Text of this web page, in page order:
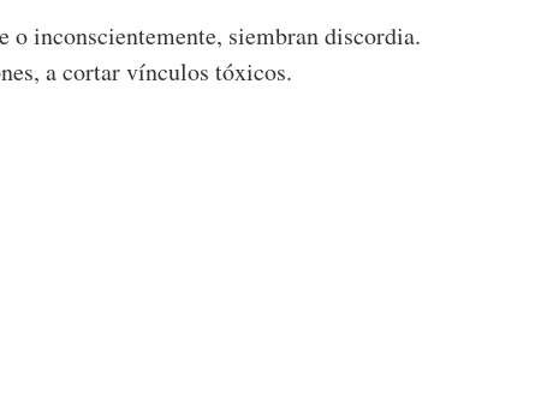
o inconscientemente, siembran discordia.
a cortar vínculos tóxicos.